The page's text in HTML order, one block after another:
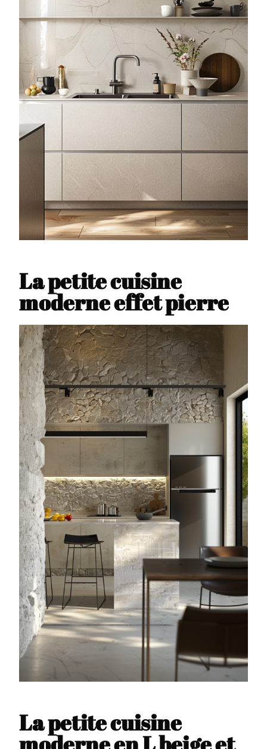
La petite cuisine
moderne effet pierre
La petite cuisine